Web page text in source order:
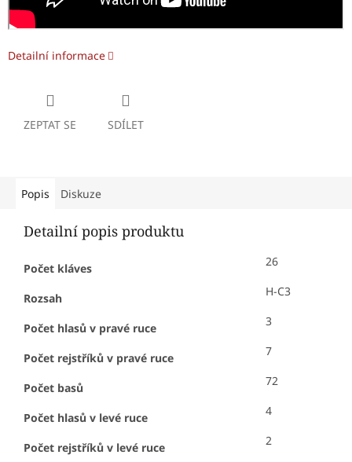
Detailní informace
ZEPTAT SE SDÍLET
Popis Diskuze
Detailní popis produktu
Počet kláves 26
Rozsah H-C3
Počet hlasů v pravé ruce 3
Počet rejstříků v pravé ruce 7
Počet basů 72
Počet hlasů v levé ruce 4
Počet rejstříků v levé ruce 2